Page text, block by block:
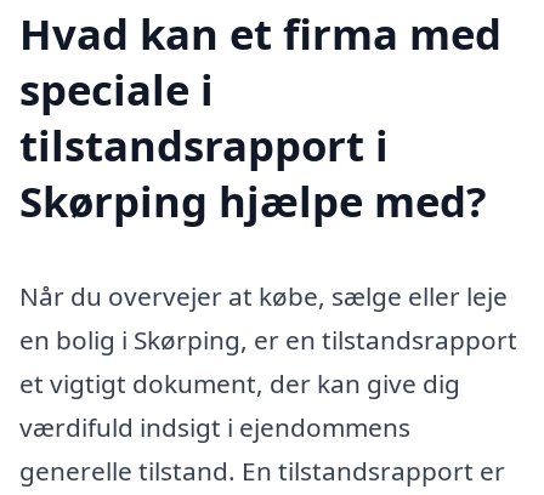
Hvad kan et firma med
speciale i
tilstandsrapport i
Skørping hjælpe med?
Når du overvejer at købe, sælge eller leje
en bolig i Skørping, er en tilstandsrapport
et vigtigt dokument, der kan give dig
værdifuld indsigt i ejendommens
generelle tilstand. En tilstandsrapport er